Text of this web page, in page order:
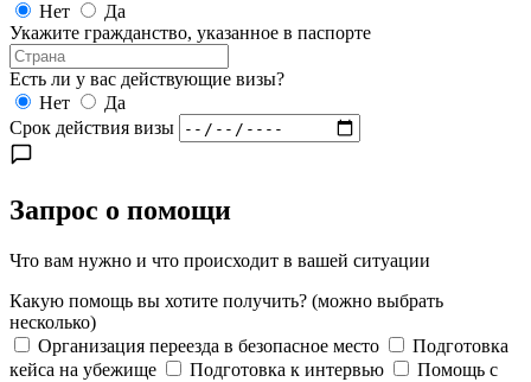
Нет
Да
Укажите гражданство, указанное в паспорте
Есть ли у вас действующие визы?
Нет
Да
Срок действия визы
Запрос о помощи
Что вам нужно и что происходит в вашей ситуации
Какую помощь вы хотите получить? (можно выбрать
несколько)
Организация переезда в безопасное место
Подготовка
кейса на убежище
Подготовка к интервью
Помощь с